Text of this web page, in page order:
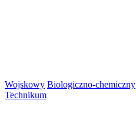
Wojskowy Biologiczno-chemiczny
Technikum